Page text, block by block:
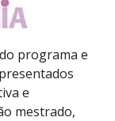
programa e
e
mestrado,